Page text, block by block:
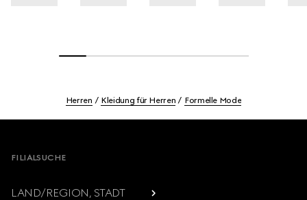
Herren Kleidung für Herren Formelle Mode
FILIALSUCHE
LAND/REGION, STADT